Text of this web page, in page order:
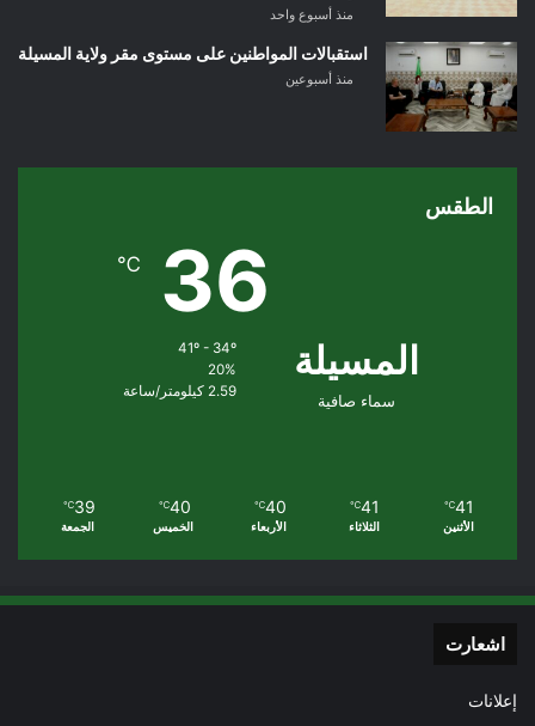
منذ أسبوع واحد
استقبالات المواطنين على مستوى مقر ولاية المسيلة
منذ أسبوعين
الطقس
المسيلة
سماء صافية
36
℃
41º - 34º
20%
2.59 كيلومتر/ساعة
41
℃
الأثنين
41
℃
الثلاثاء
40
℃
الأربعاء
40
℃
الخميس
39
℃
الجمعة
اشعارت
إعلانات